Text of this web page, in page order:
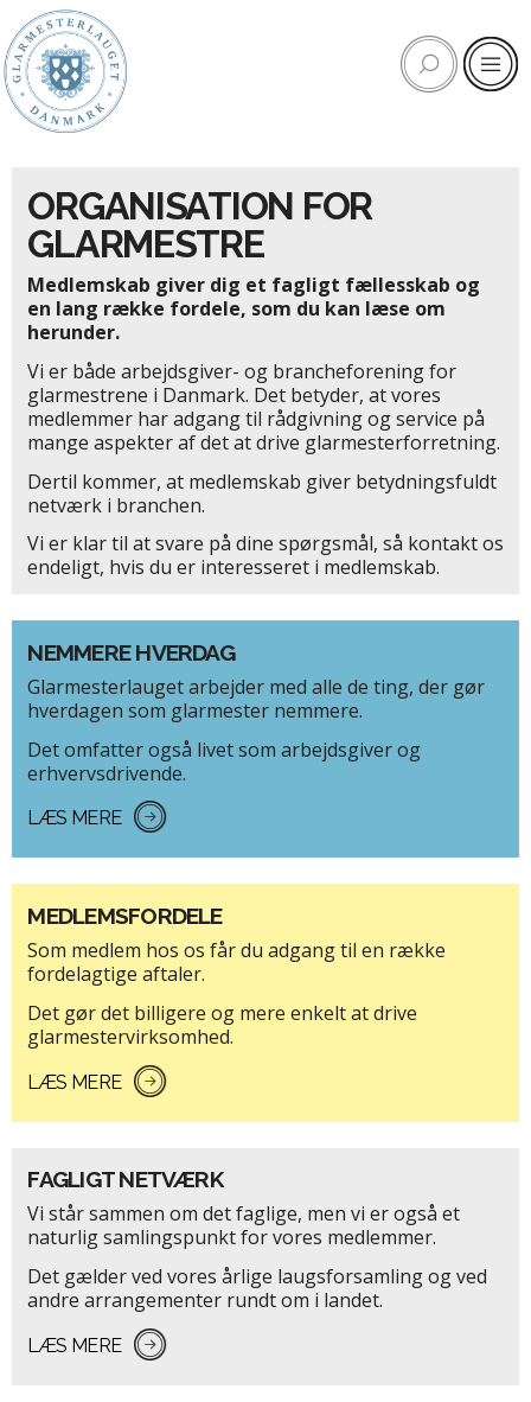
ORGANISATION FOR
GLARMESTRE
Medlemskab giver dig et fagligt fællesskab og
en lang række fordele, som du kan læse om
herunder.
Vi er både arbejdsgiver- og brancheforening for
glarmestrene i Danmark. Det betyder, at vores
medlemmer har adgang til rådgivning og service på
mange aspekter af det at drive glarmesterforretning.
Dertil kommer, at medlemskab giver betydningsfuldt
netværk i branchen.
Vi er klar til at svare på dine spørgsmål, så kontakt os
endeligt, hvis du er interesseret i medlemskab.
NEMMERE HVERDAG
Glarmesterlauget arbejder med alle de ting, der gør
hverdagen som glarmester nemmere.
Det omfatter også livet som arbejdsgiver og
erhvervsdrivende.
LÆS MERE
MEDLEMSFORDELE
Som medlem hos os får du adgang til en række
fordelagtige aftaler.
Det gør det billigere og mere enkelt at drive
glarmestervirksomhed.
LÆS MERE
FAGLIGT NETVÆRK
Vi står sammen om det faglige, men vi er også et
naturlig samlingspunkt for vores medlemmer.
Det gælder ved vores årlige laugsforsamling og ved
andre arrangementer rundt om i landet.
LÆS MERE